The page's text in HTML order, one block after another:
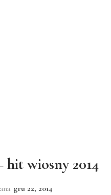
hit wiosny 2014
gru 22, 2014